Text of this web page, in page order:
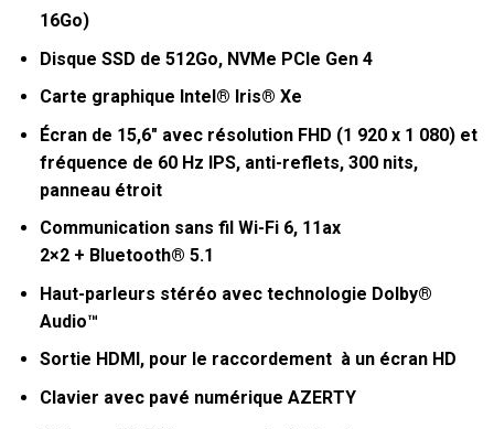
16Go)
Disque SSD de 512Go, NVMe PCIe Gen 4
Carte graphique Intel® Iris® Xe
Écran de 15,6″ avec résolution FHD (1 920 x 1 080)et
fréquence de 60 Hz IPS, anti-reflets, 300 nits,
panneau étroit
Communication sans fil Wi-Fi 6, 11ax
2×2+ Bluetooth® 5.1
Haut-parleurs stéréo avec technologie Dolby®
Audio™
Sortie HDMI, pour le raccordement à un écran HD
Clavier avec pavé numérique AZERTY